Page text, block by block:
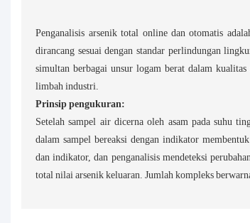
Penganalisis arsenik total online dan otomatis
dirancang sesuai dengan standar perlindungan
simultan berbagai unsur logam berat dalam
limbah industri.
Prinsip pengukuran:
Setelah sampel air dicerna oleh asam pada suhu
dalam sampel bereaksi dengan indikator
dan indikator, dan penganalisis mendeteksi
total nilai arsenik keluaran. Jumlah kompleks